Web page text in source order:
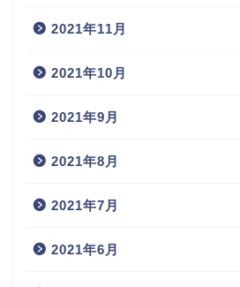
2021年11月
2021年10月
2021年9月
2021年8月
2021年7月
2021年6月